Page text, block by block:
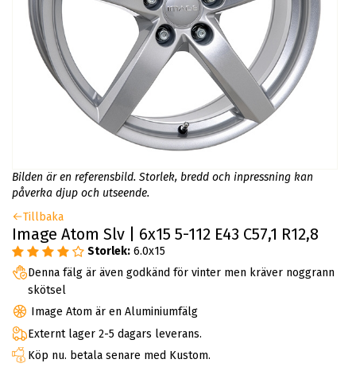
Bilden är en referensbild. Storlek, bredd och inpressning kan
påverka djup och utseende.
Tillbaka
Image Atom Slv | 6x15 5-112 E43 C57,1 R12,8
Storlek: 6.0x15
Denna fälg är även godkänd för vinter men kräver noggrann
skötsel
Image Atom är en Aluminiumfälg
Externt lager 2-5 dagars leverans.
Köp nu. betala senare med Kustom.